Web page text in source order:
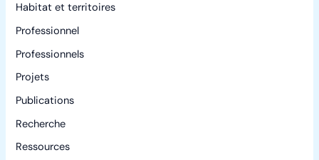
Habitat et territoires
Professionnel
Professionnels
Projets
Publications
Recherche
Ressources